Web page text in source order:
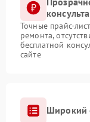
Точные прайс-
ремонта,
бесплатной
сайте
Широкий